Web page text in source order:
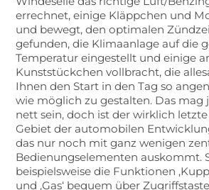
errechnet, einige Kläppchen und
und bewegt, den optimalen
gefunden, die Klimaanlage auf die
Temperatur eingestellt und einige
Kunststückchen vollbracht, die
Ihnen den Start in den Tag so
wie möglich zu gestalten. Das mag
nett sein, doch ist der wirklich
Gebiet der automobilen
das nur noch mit ganz wenigen
Bedienungselementen auskommt.
beispielsweise die Funktionen
und ‚Gas‘ bequem über